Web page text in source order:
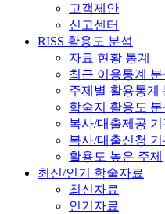
고객제안
신고센터
RISS 활용도 분석
자료 현황 통계
최근 이용통계 분
주제별 활용통계
학술지 활용도 분
복사/대출제공 기
복사/대출신청 기
활용도 높은 주제
최신/인기 학술자료
최신자료
인기자료